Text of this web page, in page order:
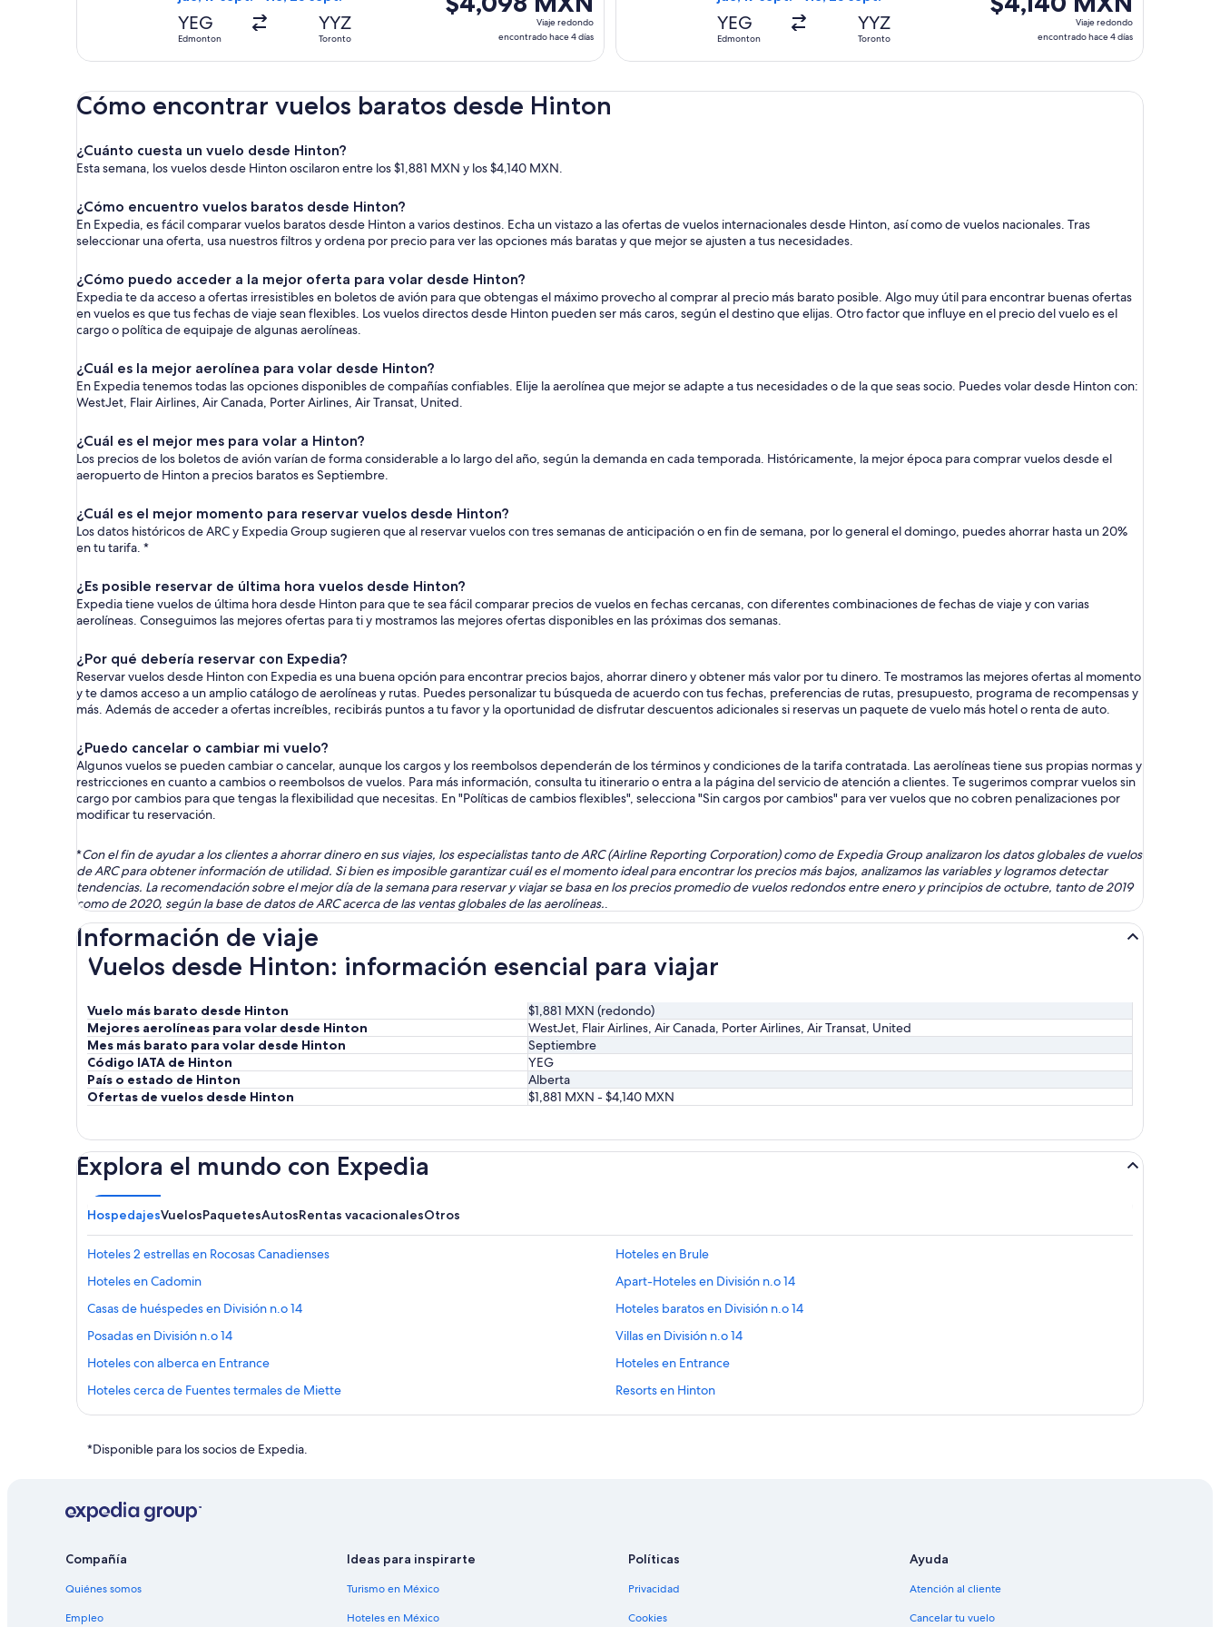
días
días
YEG
Edmonton
YYZ
Toronto
Viaje
redondo,
4
días
Viaje redondo
encontrado hace 4 días
YEG
Edmonton
YYZ
Toronto
Viaje
redondo,
4
Viaje redondo
encontrado hace 4 días
Cómo encontrar vuelos baratos desde Hinton
¿Cuánto cuesta un vuelo desde Hinton?
Esta semana, los vuelos desde Hinton oscilaron entre los $1,881 MXN y los $4,140 MXN.
¿Cómo encuentro vuelos baratos desde Hinton?
En Expedia, es fácil comparar vuelos baratos desde Hinton a varios destinos. Echa un vistazo a las ofertas de vuelos internacionales desde Hinton, así como de vuelos nacionales. Tras
seleccionar una oferta, usa nuestros filtros y ordena por precio para ver las opciones más baratas y que mejor se ajusten a tus necesidades.
¿Cómo puedo acceder a la mejor oferta para volar desde Hinton?
Expedia te da acceso a ofertas irresistibles en boletos de avión para que obtengas el máximo provecho al comprar al precio más barato posible. Algo muy útil para encontrar buenas ofertas
en vuelos es que tus fechas de viaje sean flexibles. Los vuelos directos desde Hinton pueden ser más caros, según el destino que elijas. Otro factor que influye en el precio del vuelo es el
cargo o política de equipaje de algunas aerolíneas.
¿Cuál es la mejor aerolínea para volar desde Hinton?
En Expedia tenemos todas las opciones disponibles de compañías confiables. Elije la aerolínea que mejor se adapte a tus necesidades o de la que seas socio. Puedes volar desde Hinton con:
WestJet, Flair Airlines, Air Canada, Porter Airlines, Air Transat, United.
¿Cuál es el mejor mes para volar a Hinton?
Los precios de los boletos de avión varían de forma considerable a lo largo del año, según la demanda en cada temporada. Históricamente, la mejor época para comprar vuelos desde el
aeropuerto de Hinton a precios baratos es Septiembre.
¿Cuál es el mejor momento para reservar vuelos desde Hinton?
Los datos históricos de ARC y Expedia Group sugieren que al reservar vuelos con tres semanas de anticipación o en fin de semana, por lo general el domingo, puedes ahorrar hasta un 20%
en tu tarifa. *
¿Es posible reservar de última hora vuelos desde Hinton?
Expedia tiene vuelos de última hora desde Hinton para que te sea fácil comparar precios de vuelos en fechas cercanas, con diferentes combinaciones de fechas de viaje y con varias
aerolíneas. Conseguimos las mejores ofertas para ti y mostramos las mejores ofertas disponibles en las próximas dos semanas.
¿Por qué debería reservar con Expedia?
Reservar vuelos desde Hinton con Expedia es una buena opción para encontrar precios bajos, ahorrar dinero y obtener más valor por tu dinero. Te mostramos las mejores ofertas al momento
y te damos acceso a un amplio catálogo de aerolíneas y rutas. Puedes personalizar tu búsqueda de acuerdo con tus fechas, preferencias de rutas, presupuesto, programa de recompensas y
más. Además de acceder a ofertas increíbles, recibirás puntos a tu favor y la oportunidad de disfrutar descuentos adicionales si reservas un paquete de vuelo más hotel o renta de auto.
¿Puedo cancelar o cambiar mi vuelo?
Algunos vuelos se pueden cambiar o cancelar, aunque los cargos y los reembolsos dependerán de los términos y condiciones de la tarifa contratada. Las aerolíneas tiene sus propias normas y
restricciones en cuanto a cambios o reembolsos de vuelos. Para más información, consulta tu itinerario o entra a la página del servicio de atención a clientes. Te sugerimos comprar vuelos sin
cargo por cambios para que tengas la flexibilidad que necesitas. En "Políticas de cambios flexibles", selecciona "Sin cargos por cambios" para ver vuelos que no cobren penalizaciones por
modificar tu reservación.
*Con el fin de ayudar a los clientes a ahorrar dinero en sus viajes, los especialistas tanto de ARC (Airline Reporting Corporation) como de Expedia Group analizaron los datos globales de vuelos
de ARC para obtener información de utilidad. Si bien es imposible garantizar cuál es el momento ideal para encontrar los precios más bajos, analizamos las variables y logramos detectar
tendencias. La recomendación sobre el mejor día de la semana para reservar y viajar se basa en los precios promedio de vuelos redondos entre enero y principios de octubre, tanto de 2019
como de 2020, según la base de datos de ARC acerca de las ventas globales de las aerolíneas..
Información de viaje
Vuelos desde Hinton: información esencial para viajar
Vuelo más barato desde Hinton
$1,881 MXN (redondo)
Mejores aerolíneas para volar desde Hinton
WestJet, Flair Airlines, Air Canada, Porter Airlines, Air Transat, United
Mes más barato para volar desde Hinton
Septiembre
Código IATA de Hinton
YEG
País o estado de Hinton
Alberta
Ofertas de vuelos desde Hinton
$1,881 MXN - $4,140 MXN
Explora el mundo con Expedia
HospedajesVuelosPaquetesAutosRentas vacacionalesOtros
Hoteles 2 estrellas en Rocosas Canadienses
Hoteles en Brule
Hoteles en Cadomin
Apart-Hoteles en División n.o 14
Casas de huéspedes en División n.o 14
Hoteles baratos en División n.o 14
Posadas en División n.o 14
Villas en División n.o 14
Hoteles con alberca en Entrance
Hoteles en Entrance
Hoteles cerca de Fuentes termales de Miette
Resorts en Hinton
Hoteles en Hinton
Campings en Jasper East
Hoteles baratos en Jasper East
Hoteles en Robb
Cabañas en Rocosas Canadienses
Casas vacacionales en Rocosas Canadienses
Chalets en Rocosas Canadienses
*Disponible para los socios de Expedia.
Compañía
Quiénes somos
Empleo
Ideas para inspirarte
Turismo en México
Hoteles en México
Políticas
Privacidad
Cookies
Ayuda
Atención al cliente
Cancelar tu vuelo